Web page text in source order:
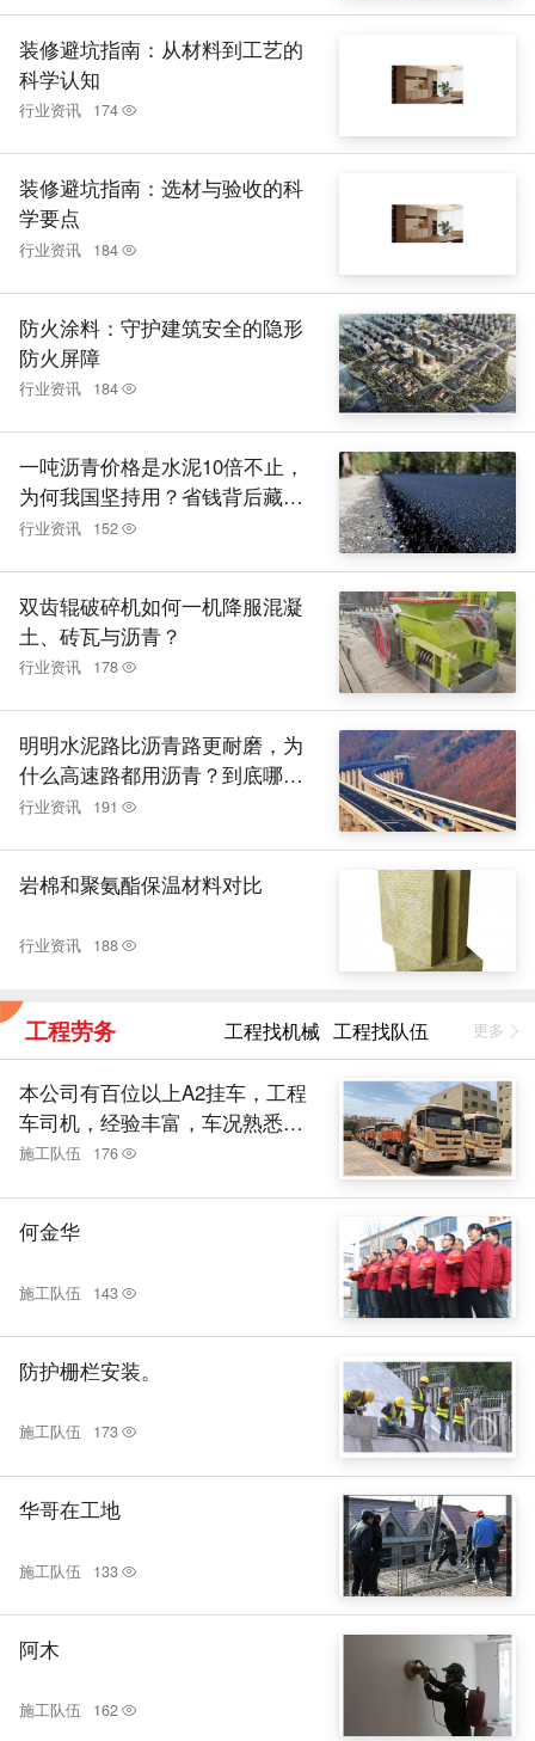
装修避坑指南：从材料到工艺的
科学认知
行业资讯 174
装修避坑指南：选材与验收的科
学要点
行业资讯 184
防火涂料：守护建筑安全的隐形
防火屏障
行业资讯 184
一吨沥青价格是水泥10倍不止，
为何我国坚持用？省钱背后藏隐
患
行业资讯 152
双齿辊破碎机如何一机降服混凝
土、砖瓦与沥青？
行业资讯 178
明明水泥路比沥青路更耐磨，为
什么高速路都用沥青？到底哪个
更好
行业资讯 191
岩棉和聚氨酯保温材料对比
行业资讯 188
工程劳务 工程找机械 工程找队伍 更多
本公司有百位以上A2挂车，工程
车司机，经验丰富，车况熟悉，
绝大部分是自有车主，因经济不
！
施工队伍 176
何金华
施工队伍 143
防护栅栏安装。
施工队伍 173
华哥在工地
施工队伍 133
阿木
施工队伍 162